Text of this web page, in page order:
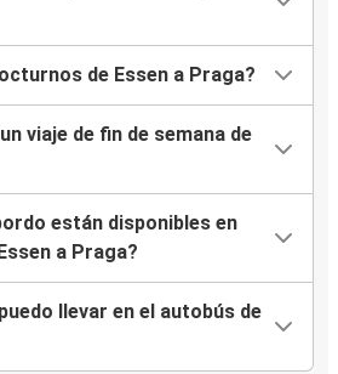
de Essen a Praga?
viaje de fin de semana de
están disponibles en
a Praga?
llevar en el autobús de